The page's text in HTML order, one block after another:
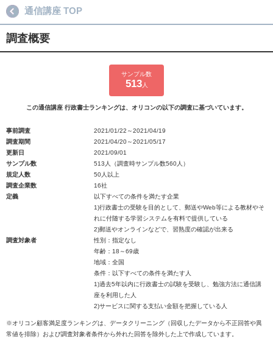
通信講座 TOP
調査概要
サンプル数
513人
この通信講座 行政書士ランキングは、オリコンの以下の調査に基づいています。
事前調査
2021/01/22～2021/04/19
調査期間
2021/04/20～2021/05/17
更新日
2021/09/01
サンプル数
513人（調査時サンプル数560人）
規定人数
50人以上
調査企業数
16社
定義
以下すべての条件を満たす企業
1)行政書士の受験を目的として、郵送やWeb等による教材やそ
れに付随する学習システムを有料で提供している
2)郵送やオンラインなどで、習熟度の確認が出来る
調査対象者
性別：指定なし
年齢：18～69歳
地域：全国
条件：以下すべての条件を満たす人
1)過去5年以内に行政書士の試験を受験し、勉強方法に通信講
座を利用した人
2)サービスに関する支払い金額を把握している人
※オリコン顧客満足度ランキングは、データクリーニング（回収したデータから不正回答や異
常値を排除）および調査対象者条件から外れた回答を除外した上で作成しています。